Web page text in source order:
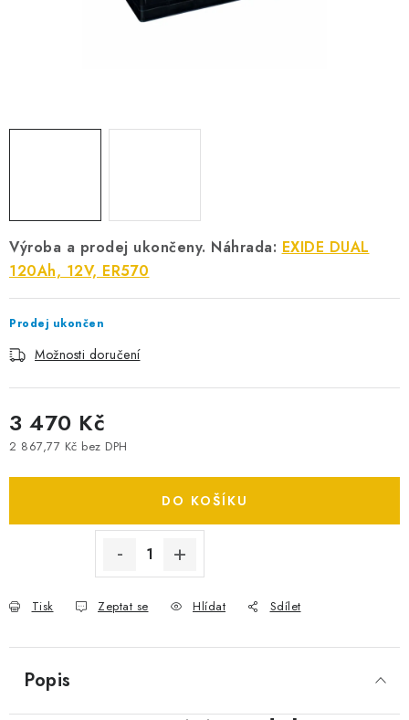
STARTOVACÍ ZDROJE
BATERIE PRO VYSAVAČE
SPOTŘEBNÍ BATERIE
PŘÍSLUŠENSTVÍ
DOPRAVA ZDARMA
Výroba a prodej ukončeny. Náhrada: EXIDE DUAL
120Ah, 12V, ER570
Prodej ukončen
Možnosti doručení
3 470 Kč
2 867,77 Kč bez DPH
DO KOŠÍKU
Tisk Zeptat se Hlídat Sdílet
Popis